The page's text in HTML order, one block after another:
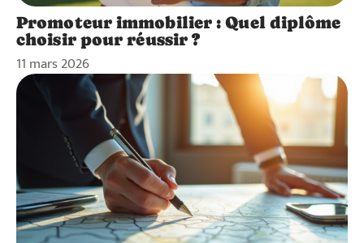
Promoteur immobilier : Quel diplôme
choisir pour réussir ?
11 mars 2026